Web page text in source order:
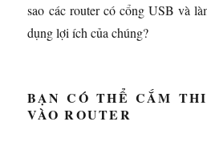
sao các router có cổng USB và
dụng lợi ích của chúng?
BẠN CÓ THỂ CẮM
VÀO ROUTER